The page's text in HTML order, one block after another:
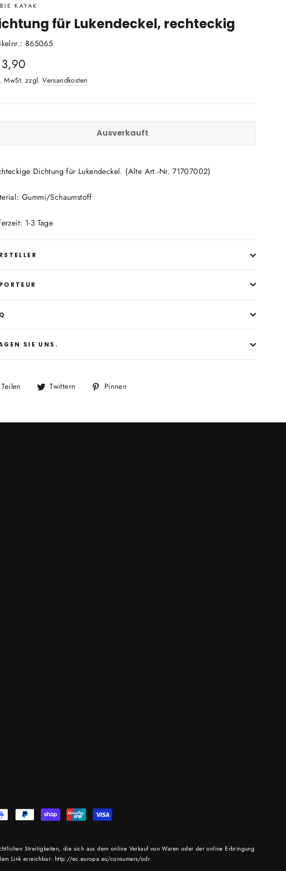
KAYAK
für Lukendeckel, rechteckig
865065
MwSt. zzgl.Versandkosten
Ausverkauft
Dichtung für Lukendeckel. (Alte Art.-Nr. 71707002)
Gummi/Schaumstoff
1-3 Tage
SIE UNS.
Teilen
Auf
Twittern
Auf
Pinnen
Streitigkeiten, die sich aus dem online Verkauf von Waren oder der online Erbringung
Link erreichbar: http://ec.europa.eu/consumers/odr